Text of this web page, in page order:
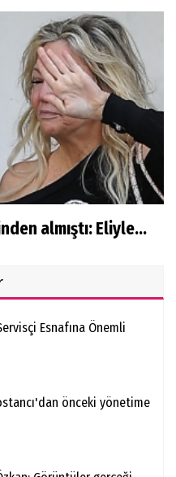
almıştı: Eliyle...
Esnafına Önemli
önceki yönetime